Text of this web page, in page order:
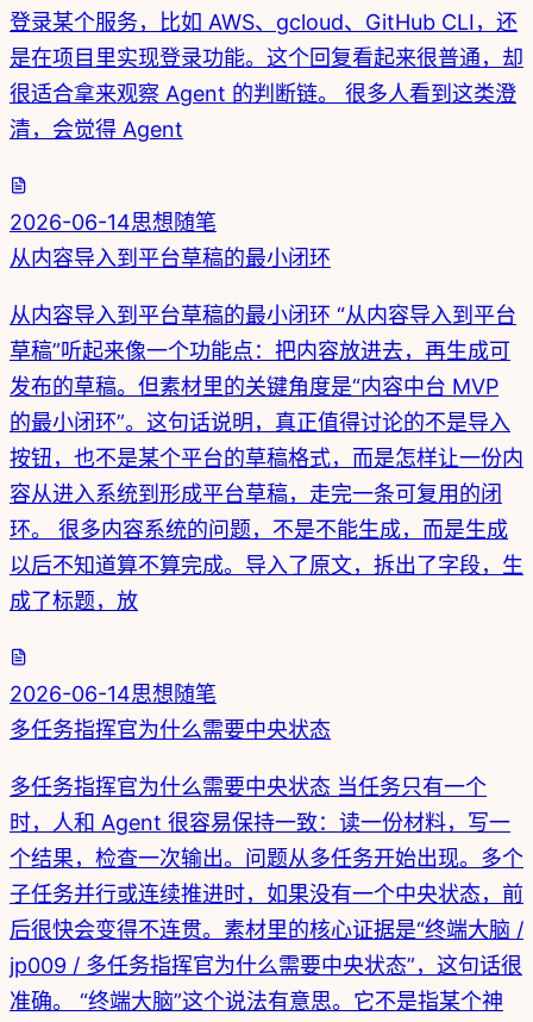
登录某个服务，比如 AWS、gcloud、GitHub CLI，还
是在项目里实现登录功能。这个回复看起来很普通，却
很适合拿来观察 Agent 的判断链。 很多人看到这类澄
清，会觉得 Agent
2026-06-14思想随笔
从内容导入到平台草稿的最小闭环
从内容导入到平台草稿的最小闭环 “从内容导入到平台
草稿”听起来像一个功能点：把内容放进去，再生成可
发布的草稿。但素材里的关键角度是“内容中台 MVP
的最小闭环”。这句话说明，真正值得讨论的不是导入
按钮，也不是某个平台的草稿格式，而是怎样让一份内
容从进入系统到形成平台草稿，走完一条可复用的闭
环。 很多内容系统的问题，不是不能生成，而是生成
以后不知道算不算完成。导入了原文，拆出了字段，生
成了标题，放
2026-06-14思想随笔
多任务指挥官为什么需要中央状态
多任务指挥官为什么需要中央状态 当任务只有一个
时，人和 Agent 很容易保持一致：读一份材料，写一
个结果，检查一次输出。问题从多任务开始出现。多个
子任务并行或连续推进时，如果没有一个中央状态，前
后很快会变得不连贯。素材里的核心证据是“终端大脑 /
jp009 / 多任务指挥官为什么需要中央状态”，这句话很
准确。 “终端大脑”这个说法有意思。它不是指某个神